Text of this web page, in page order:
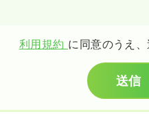
利用規約 に同意のうえ
送信